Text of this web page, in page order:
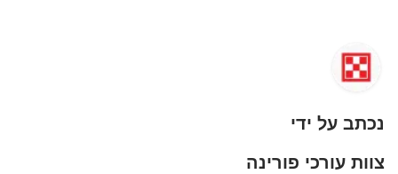
נכתב על ידי
צוות עורכי פורינה